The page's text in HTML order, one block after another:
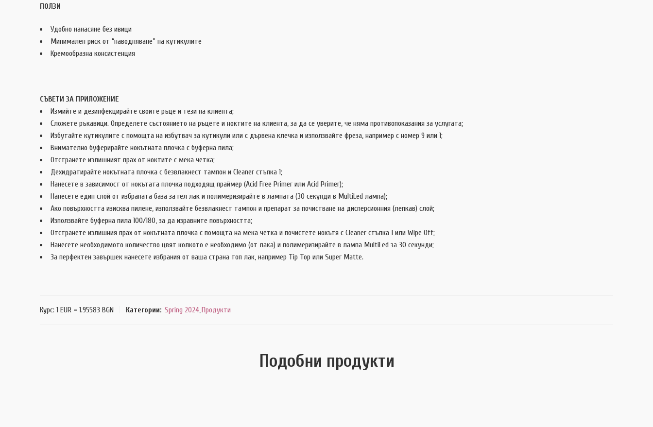
ПОЛЗИ
Удобно нанасяне без ивици
Минимален риск от “наводняване” на кутикулите
Кремообразна консистенция
СЪВЕТИ ЗА ПРИЛОЖЕНИЕ
Измийте и дезинфекцирайте своите ръце и тези на клиента;
Сложете ръкавици. Определете състоянието на ръцете и ноктите на клиента, за да се уверите, че няма противопоказания за услугата;
Избутайте кутикулите с помощта на избутвач за кутикули или с дървена клечка и използвайте фреза, например с номер 9 или 1;
Внимателно буферирайте нокътната плочка с буферна пила;
Отстранете излишният прах от ноктите с мека четка;
Дехидратирайте нокътната плочка с безвлакнест тампон и Cleaner стъпка 1;
Нанесете в зависимост от нокътата плочка подходящ праймер (Acid Free Primer или Acid Primer);
Нанесете един слой от избраната база за гел лак и полимеризирайте в лампата (30 секунди в MultiLed лампа);
Ако повърхността изисква пилене, използвайте безвлакнест тампон и препарат за почистване на дисперсионния (лепкав) слой;
Използвайте буферна пила 100/180, за да изравните повърхността;
Отстранете излишния прах от нокътната плочка с помощта на мека четка и почистете нокътя с Cleaner стъпка 1 или Wipe Off;
Нанесете необходимото количество цвят колкото е необходимо (от лака) и полимеризирайте в лампа MultiLed за 30 секунди;
За перфектен завършек нанесете избрания от ваша страна топ лак, например Tip Top или Super Matte.
Курс: 1 EUR = 1.95583 BGN Категории: Spring 2024,Продукти
Подобни продукти